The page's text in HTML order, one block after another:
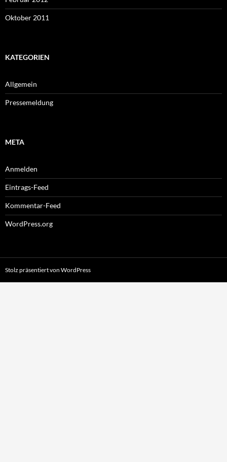
Oktober 2011
KATEGORIEN
Allgemein
Pressemeldung
META
Anmelden
Eintrags-Feed
Kommentar-Feed
WordPress.org
Stolz präsentiert von WordPress